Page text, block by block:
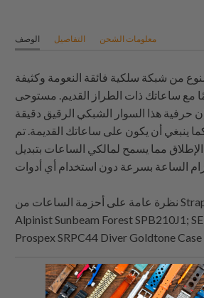
الوصف التفاصيل معلومات الشحن
من شبكة سلكية فائقة النعومة وكثيفة
مع ساعاتك ذات الطراز القديم. مستوحى
حرفية هذا السوار الشبكي الرقيق دقيقة
ينبغي أن يكون على ساعاتك القديمة. تم
مما يسمح لمالكي الساعات بتبديل
نظرة عامة على أحزمة الساعات من
Alpinist Sunbeam Forest SPB210J1;
Prospex SRPC44 Diver Goldtone Case
شارك
شارك